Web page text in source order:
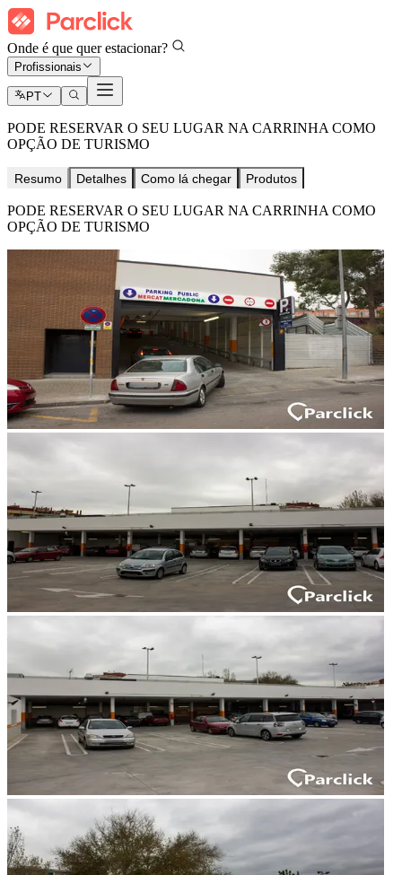
Onde é que quer estacionar?
Profissionais
PT
PODE RESERVAR O SEU LUGAR NA CARRINHA COMO
OPÇÃO DE TURISMO
Resumo Detalhes Como lá chegar Produtos
PODE RESERVAR O SEU LUGAR NA CARRINHA COMO
OPÇÃO DE TURISMO